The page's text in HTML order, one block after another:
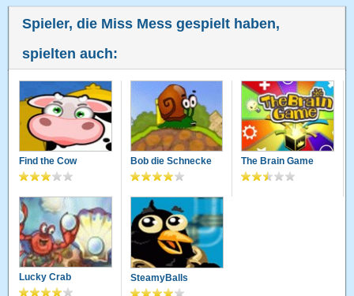
Spieler, die Miss Mess gespielt haben,
spielten auch:
Find the Cow Bob die Schnecke The Brain Game
Lucky Crab SteamyBalls